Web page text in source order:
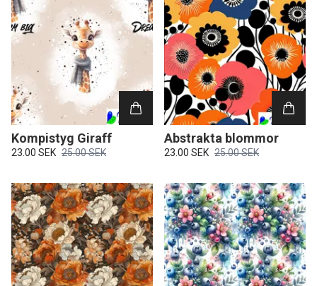
Kompistyg Giraff
23.00 SEK 25.00 SEK
Abstrakta blommor
23.00 SEK 25.00 SEK